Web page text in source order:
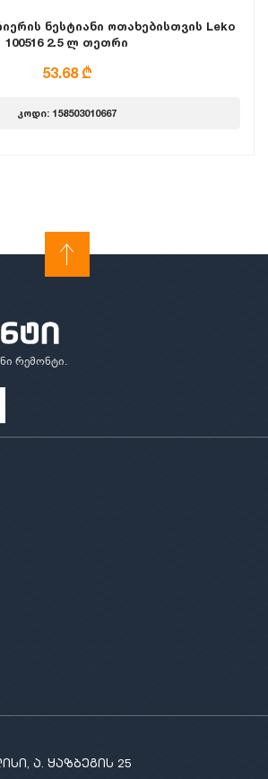
ნესტიანი ოთახებისთვის Leko
100516 2.5 ლ თეთრი
53.68 ₾
კოდი: 158503010667
რემონტი.
ა. ყაზბეგის 25